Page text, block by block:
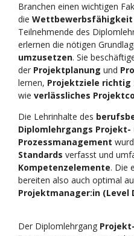
Branchen einen wichtigen
die Wettbewerbsfähigkeit
Teilnehmende des
erlernen die nötigen
umzusetzen. Sie
der Projektplanung und
lernen, Projektziele richtig
wie verlässliches
Die Lehrinhalte des
Diplomlehrgangs Projekt-
Prozessmanagement
Standards verfasst und
Kompetenzelemente. Die
bereiten also auch optimal
Projektmanager:in (Level
Der Diplomlehrgang